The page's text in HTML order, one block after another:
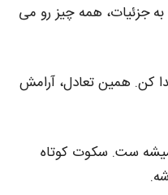
جزئیات، همه‌ چیز رو می‌
کن. همین تعادل، آرامش
ست. سکوت کوتاه